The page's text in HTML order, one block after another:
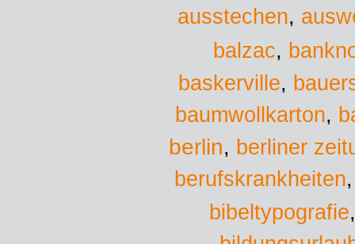
ausstechen,
balzac,
baskerville,
baumwollkarton,
berlin, berliner
berufskrankheiten
bibeltypografie